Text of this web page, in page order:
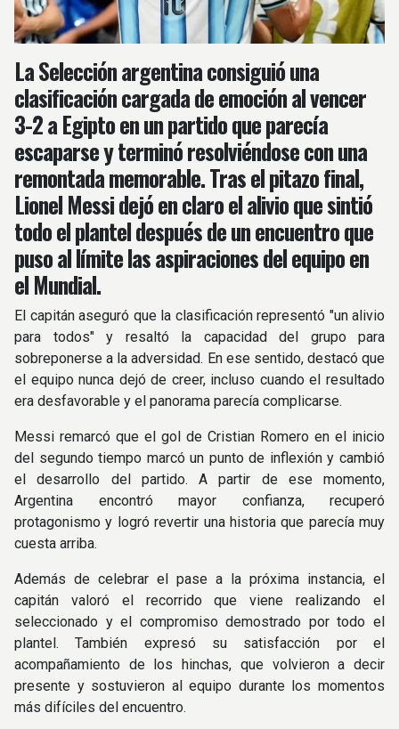
La Selección argentina consiguió una
clasificación cargada de emoción al vencer
3-2 a Egipto en un partido que parecía
escaparse y terminó resolviéndose con una
remontada memorable. Tras el pitazo final,
Lionel Messi dejó en claro el alivio que sintió
todo el plantel después de un encuentro que
puso al límite las aspiraciones del equipo en
el Mundial.
El capitán aseguró que la clasificación representó "un alivio
para todos" y resaltó la capacidad del grupo para
sobreponerse a la adversidad. En ese sentido, destacó que
el equipo nunca dejó de creer, incluso cuando el resultado
era desfavorable y el panorama parecía complicarse.
Messi remarcó que el gol de Cristian Romero en el inicio
del segundo tiempo marcó un punto de inflexión y cambió
el desarrollo del partido. A partir de ese momento,
Argentina encontró mayor confianza, recuperó
protagonismo y logró revertir una historia que parecía muy
cuesta arriba.
Además de celebrar el pase a la próxima instancia, el
capitán valoró el recorrido que viene realizando el
seleccionado y el compromiso demostrado por todo el
plantel. También expresó su satisfacción por el
acompañamiento de los hinchas, que volvieron a decir
presente y sostuvieron al equipo durante los momentos
más difíciles del encuentro.